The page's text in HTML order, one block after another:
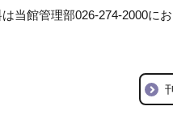
当館管理部026-274-2000に